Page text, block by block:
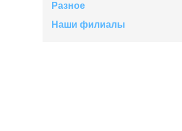
Разное
Наши филиалы